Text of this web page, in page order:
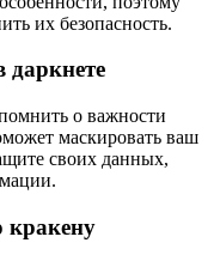
их безопасность.
даркнете
о важности
маскировать ваш
своих данных,
кракену